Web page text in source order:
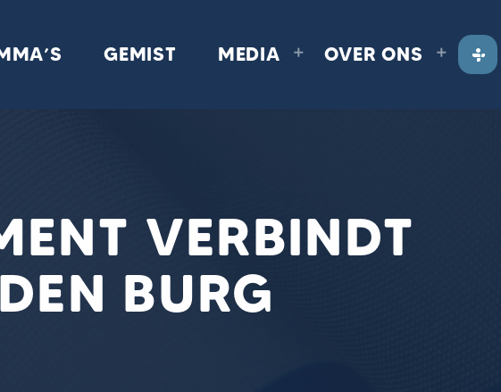
GEMIST MEDIA OVER ONS
VERBINDT
BURG